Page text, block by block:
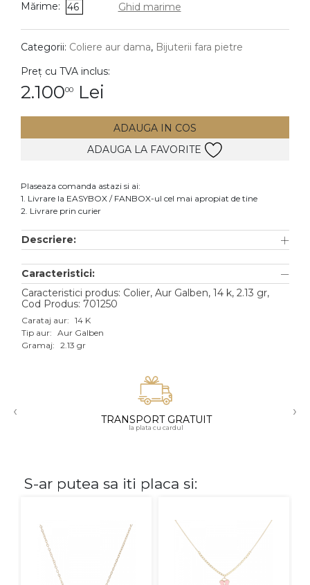
DIAMANTE Vezi toate
Cercei
Accesorii
Aur alb
Aur roz
Aur mixt
18K
Diamante
Mărime: 46 Ghid marime
Categorii: Coliere aur dama, Bijuterii fara pietre
Preț cu TVA inclus:
2.10000 Lei
ADAUGA IN COS
ADAUGA LA FAVORITE
Plaseaza comanda astazi si ai:
1. Livrare la EASYBOX / FANBOX-ul cel mai apropiat de tine
2. Livrare prin curier
Descriere:
Caracteristici:
Caracteristici produs: Colier, Aur Galben, 14 k, 2.13 gr,
Cod Produs: 701250
Carataj aur: 14 K
Tip aur: Aur Galben
Gramaj: 2.13 gr
‹ TRANSPORT GRATUIT
la plata cu cardul
›
S-ar putea sa iti placa si: